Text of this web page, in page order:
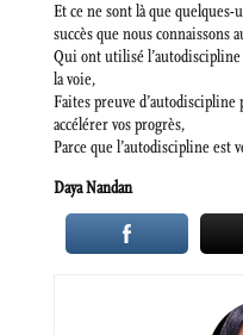
Et ce ne sont là que
succès que nous connaissons
Qui ont utilisé
la voie,
Faites preuve
accélérer vos progrès,
Parce que l’autodiscipline est
Daya Nandan